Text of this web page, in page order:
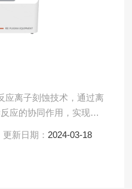
应离子刻蚀技术，通过离
应的协同作用，实现对
更新日期： 2024-03-18